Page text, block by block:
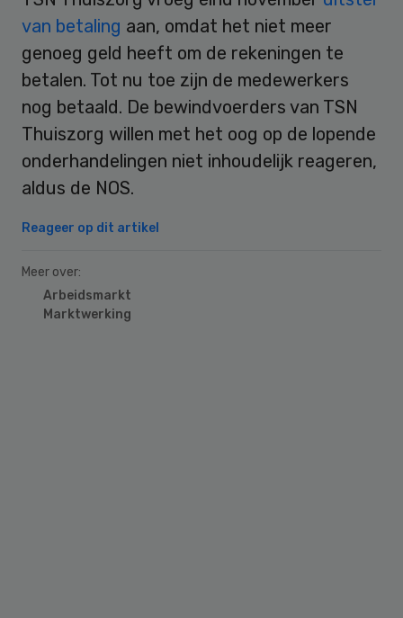
van betaling aan, omdat het niet meer
genoeg geld heeft om de rekeningen te
betalen. Tot nu toe zijn de medewerkers
nog betaald. De bewindvoerders van TSN
Thuiszorg willen met het oog op de lopende
onderhandelingen niet inhoudelijk reageren,
aldus de NOS.
Reageer op dit artikel
Meer over:
Arbeidsmarkt
Marktwerking